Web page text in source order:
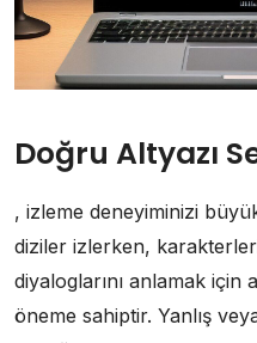
Doğru Altyazı
, izleme deneyiminizi
diziler izlerken,
diyaloglarını anlamak için
öneme sahiptir. Yanlış